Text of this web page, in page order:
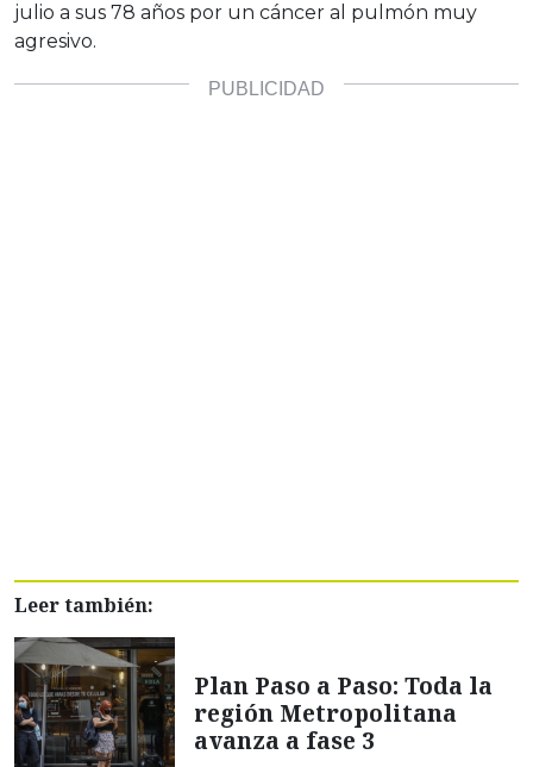
julio a sus 78 años por un cáncer al pulmón muy
agresivo.
Leer también:
Plan Paso a Paso: Toda la
región Metropolitana
avanza a fase 3